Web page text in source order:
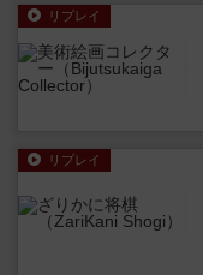
リプレイ
リプレイ